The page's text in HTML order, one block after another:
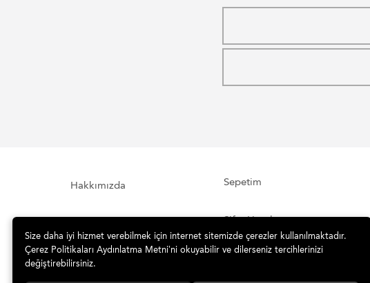
Hakkımızda
Sipariş Takibi
Sepetim
Şifre Hatırlatma
Size daha iyi hizmet verebilmek için internet sitemizde çerezler kullanılmaktadır.
Çerez Politikaları Aydınlatma Metni’ni okuyabilir ve dilerseniz tercihlerinizi
değiştirebilirsiniz.